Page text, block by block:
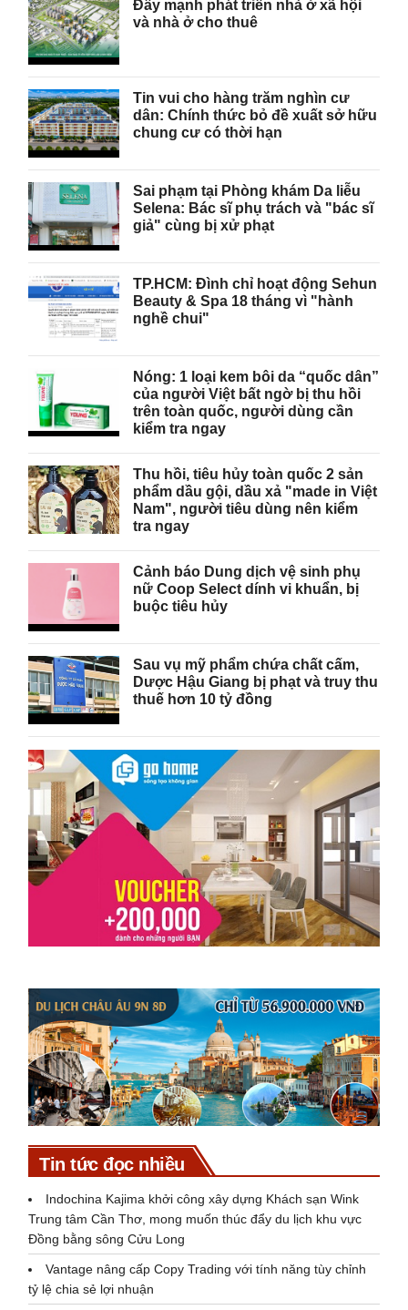
Đẩy mạnh phát triển nhà ở xã hội
và nhà ở cho thuê
Tin vui cho hàng trăm nghìn cư
dân: Chính thức bỏ đề xuất sở hữu
chung cư có thời hạn
Sai phạm tại Phòng khám Da liễu
Selena: Bác sĩ phụ trách và "bác sĩ
giả" cùng bị xử phạt
TP.HCM: Đình chỉ hoạt động Sehun
Beauty & Spa 18 tháng vì "hành
nghề chui"
Nóng: 1 loại kem bôi da “quốc dân”
của người Việt bất ngờ bị thu hồi
trên toàn quốc, người dùng cần
kiểm tra ngay
Thu hồi, tiêu hủy toàn quốc 2 sản
phẩm dầu gội, dầu xả "made in Việt
Nam", người tiêu dùng nên kiểm
tra ngay
Cảnh báo Dung dịch vệ sinh phụ
nữ Coop Select dính vi khuẩn, bị
buộc tiêu hủy
Sau vụ mỹ phẩm chứa chất cấm,
Dược Hậu Giang bị phạt và truy thu
thuế hơn 10 tỷ đồng
Tin tức đọc nhiều
Indochina Kajima khởi công xây dựng Khách sạn Wink
Trung tâm Cần Thơ, mong muốn thúc đẩy du lịch khu vực
Đồng bằng sông Cửu Long
Vantage nâng cấp Copy Trading với tính năng tùy chỉnh
tỷ lệ chia sẻ lợi nhuận